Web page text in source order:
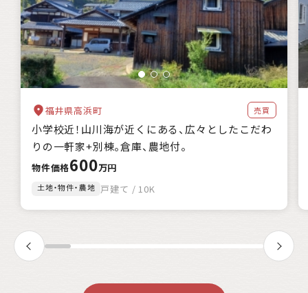
絞り込み
都道府県
自治体の特徴
海に近い
森林が豊か 暖かい地域
涼しい地域
交通が便利
都市近郊
支援制度
家賃補助
住宅購入補助
移住補助
起業補助
福井県高浜町 売買
小学校近！山川海が近くにある、広々としたこだわ
りの一軒家+別棟。倉庫、農地付。
物件価格600万円
土地・物件・農地 戸建て / 10K